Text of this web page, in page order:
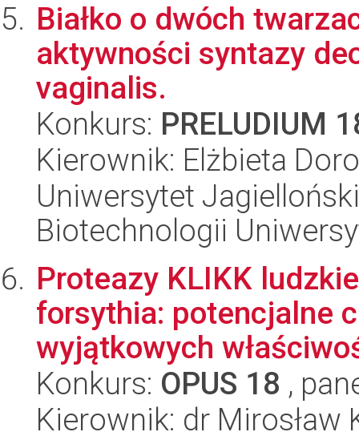
Białko o dwóch
aktywności syntazy
vaginalis.
Konkurs: PRELUDIUM
Kierownik: Elżbieta
Uniwersytet
Biotechnologii
Proteazy KLIKK
forsythia: potencjalne
wyjątkowych
Konkurs: OPUS 18 ,
Kierownik: dr Mirosław